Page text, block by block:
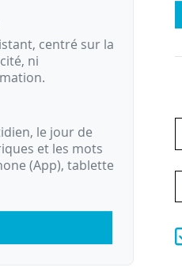
centré sur la
ni
le jour de
et les mots
(App), tablette